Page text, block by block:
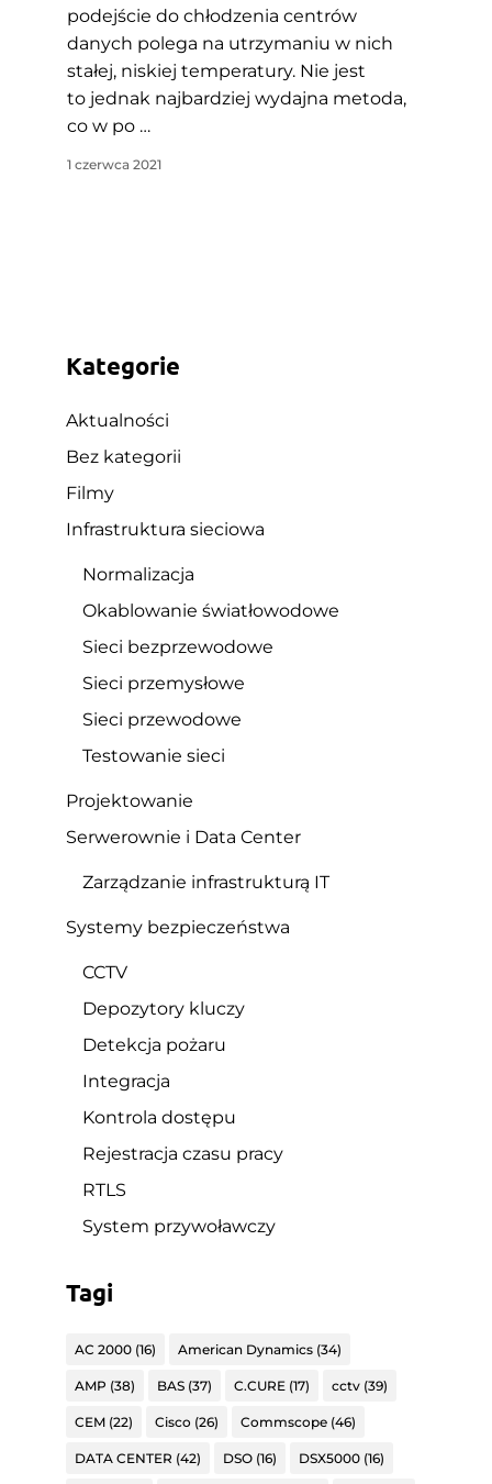
podejście do chłodzenia centrów
danych polega na utrzymaniu w nich
stałej, niskiej temperatury. Nie jest
to jednak najbardziej wydajna metoda,
co w po …
1 czerwca 2021
Kategorie
Aktualności
Bez kategorii
Filmy
Infrastruktura sieciowa
Normalizacja
Okablowanie światłowodowe
Sieci bezprzewodowe
Sieci przemysłowe
Sieci przewodowe
Testowanie sieci
Projektowanie
Serwerownie i Data Center
Zarządzanie infrastrukturą IT
Systemy bezpieczeństwa
CCTV
Depozytory kluczy
Detekcja pożaru
Integracja
Kontrola dostępu
Rejestracja czasu pracy
RTLS
System przywoławczy
Tagi
AC 2000(16) American Dynamics(34)
AMP (38) BAS(37) C.CURE(17) cctv(39)
CEM(22) Cisco (26) Commscope(46)
DATA CENTER (42) DSO(16) DSX5000(16)